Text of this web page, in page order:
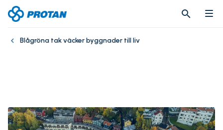
search
search
Blågröna tak väcker byggnader till liv